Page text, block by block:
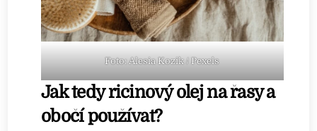
Foto: Alesia Kozik / Pexels
Jak tedy ricinový olej na řasy a
obočí používat?